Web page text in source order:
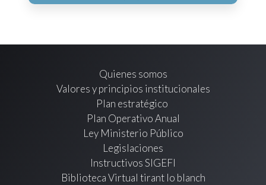
Quienes somos
Valores y principios institucionales
Plan estratégico
Plan Operativo Anual
Ley Ministerio Público
Legislaciones
Instructivos SIGEFI
Biblioteca Virtual tirant lo blanch